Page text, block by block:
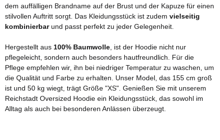
dem auffälligen Brandname auf der Brust und der Kapuze für einen
stilvollen Auftritt sorgt. Das Kleidungsstück ist zudem vielseitig
kombinierbarund passt perfekt zu jeder Gelegenheit.
Hergestellt aus 100% Baumwolle , ist der Hoodie nicht nur
pflegeleicht, sondern auch besonders hautfreundlich. Für die
Pflege empfehlen wir, ihn bei niedriger Temperatur zu waschen, um
die Qualität und Farbe zu erhalten. Unser Model, das 155 cm groß
ist und 50 kg wiegt, trägt Größe "XS". Genießen Sie mit unserem
Reichstadt Oversized Hoodie ein Kleidungsstück, das sowohl im
Alltag als auch bei besonderen Anlässen überzeugt.